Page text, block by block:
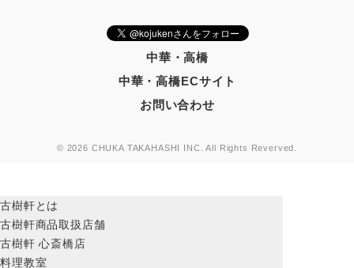
中華・高橋
中華・高橋ECサイト
お問い合わせ
© 2026 CHUKA TAKAHASHI INC. All Rights Reverved.
古樹軒とは
古樹軒商品取扱店舗
古樹軒 心斎橋店
料理教室